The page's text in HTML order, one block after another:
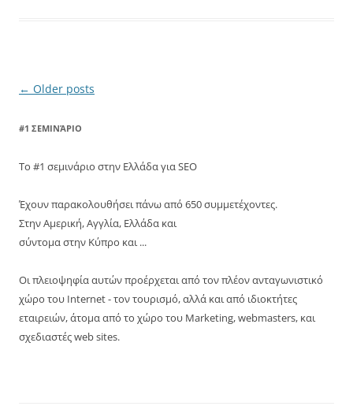
Post
← Older posts
#1 ΣΕΜΙΝΆΡΙΟ
Το #1 σεμινάριο στην Ελλάδα για SEO
Έχουν παρακολουθήσει πάνω από 650 συμμετέχοντες.
Στην Αμερική, Αγγλία, Ελλάδα και
σύντομα στην Κύπρο και ...
Οι πλειοψηφία αυτών προέρχεται από τον πλέον ανταγωνιστικό
χώρο του Internet - τον τουρισμό, αλλά και από ιδιοκτήτες
εταιρειών, άτομα από το χώρο του Marketing, webmasters, και
σχεδιαστές web sites.